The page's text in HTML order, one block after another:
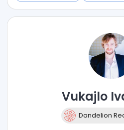
Vukajlo
Dandelion